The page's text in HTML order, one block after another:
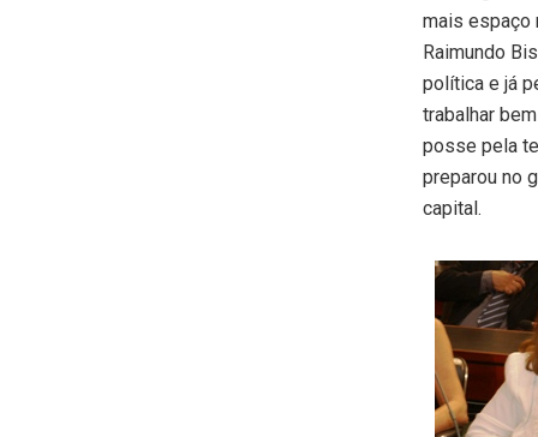
mais espaço
Raimundo
política e já
trabalhar
posse pela
preparou no
capital.